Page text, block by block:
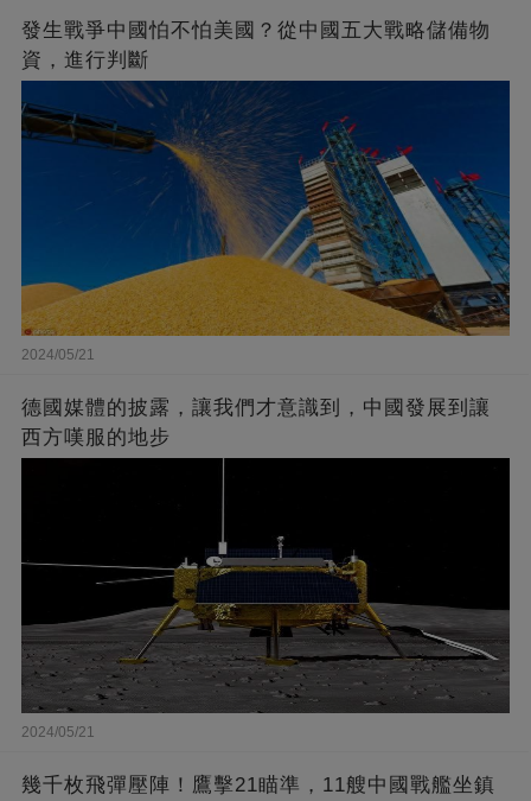
發生戰爭中國怕不怕美國？從中國五大戰略儲備物
資，進行判斷
2024/05/21
德國媒體的披露，讓我們才意識到，中國發展到讓
西方嘆服的地步
2024/05/21
幾千枚飛彈壓陣！鷹擊21瞄準，11艘中國戰艦坐鎮